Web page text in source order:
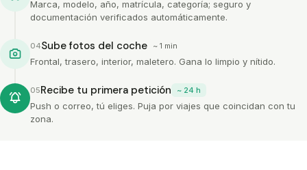
Marca, modelo, año, matrícula, categoría; seguro y
documentación verificados automáticamente.
04Sube fotos del coche ~ 1 min
Frontal, trasero, interior, maletero. Gana lo limpio y nítido.
05Recibe tu primera petición ~ 24 h
Push o correo, tú eliges. Puja por viajes que coincidan con tu
zona.